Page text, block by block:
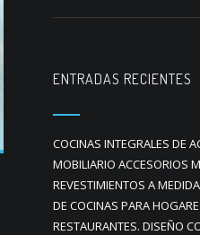
ENTRADAS RECIENTES
COCINAS INTEGRALES DE
MOBILIARIO ACCESORIOS
REVESTIMIENTOS A
DE COCINAS PARA
RESTAURANTES. DISEÑO